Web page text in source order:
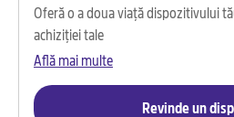
Oferă o a doua viață dispozitivului
achiziției tale
Află mai multe
Revinde un